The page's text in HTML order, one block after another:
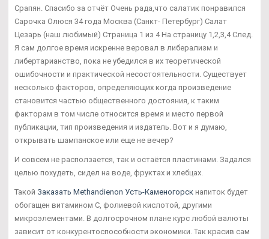
Срапян. Спасибо за отчёт Очень рада,что салатик понравился
Сарочка Олюся 34 года Москва (Санкт- Петербург) Салат
Цезарь (наш любимый) Страница 1 из 4 На страницу 1,2,3,4 След.
Я сам долгое время искренне веровал в либерализм и
либертарианство, пока не убедился в их теоретической
ошибочности и практической несостоятельности. Существует
несколько факторов, определяющих когда произведение
становится частью общественного достояния, к таким
факторам в том числе относится время и место первой
публикации, тип произведения и издатель. Вот и я думаю,
открывать шампанское или еще не вечер?
И совсем не расползается, так и остаётся пластинами. Задался
целью похудеть, сидел на воде, фруктах и хлебцах.
Такой Заказать Methandienon Усть-Каменогорск напиток будет
обогащен витамином С, фолиевой кислотой, другими
микроэлементами. В долгосрочном плане курс любой валюты
зависит от конкурентоспособности экономики. Так красив сам